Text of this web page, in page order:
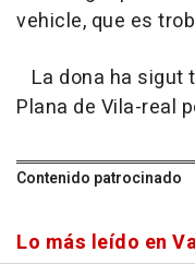
vehicle, que es
La dona ha sigut
Plana de Vila-real
Contenido patrocinado
Lo más leído en